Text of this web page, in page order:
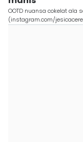
OOTD nuansa cokelat ala
(instagram.com/